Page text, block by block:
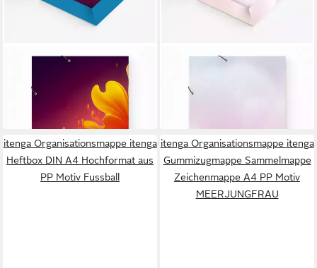
ITENGA
Organisationsmappe itenga
Gummizugmappe
Zeichenmappe A4 PP Motiv
BUNTE WELLEN
in 2-3 Werktagen bei dir
ITENGA
Gummizugmappe
EINHORN AQUA
itenga Organisationsmappe itenga
Heftbox DIN A4 Hochformat aus
PP Motiv Fussball
itenga Organisationsmappe itenga
Gummizugmappe Sammelmappe
Zeichenmappe A4 PP Motiv
MEERJUNGFRAU